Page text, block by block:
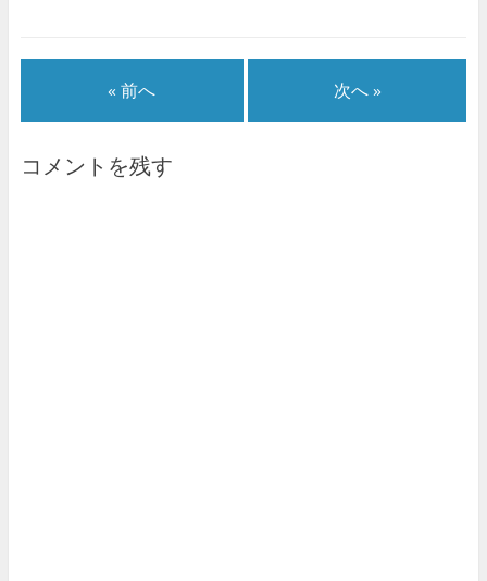
« 前へ 次へ »
コメントを残す